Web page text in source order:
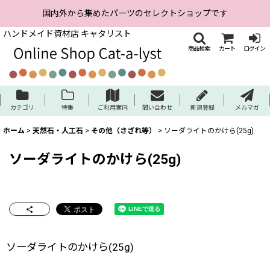
国内外から集めたパーツのセレクトショップです
ハンドメイド資材店 キャタリスト
商品検索 カート ログイン
カテゴリ 特集 ご利用案内 問い合わせ 新規登録 メルマガ
ホーム > 天然石・人工石 > その他（さざれ等） > ソーダライトのかけら(25g)
ソーダライトのかけら(25g)
ソーダライトのかけら(25g)